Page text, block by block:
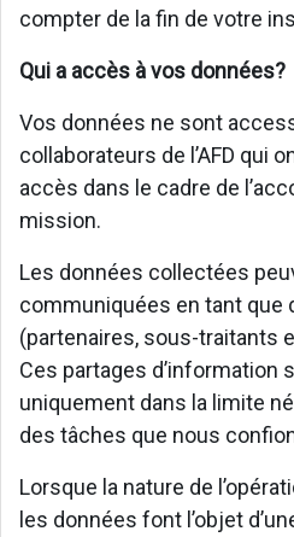
compter de la fin de votre
Qui a accès à vos données?
Vos données ne sont
collaborateurs de l’AFD qui
accès dans le cadre de
mission.
Les données collectées
communiquées en tant que
(partenaires, sous-traitants
Ces partages d’information
uniquement dans la limite
des tâches que nous
Lorsque la nature de
les données font l’objet